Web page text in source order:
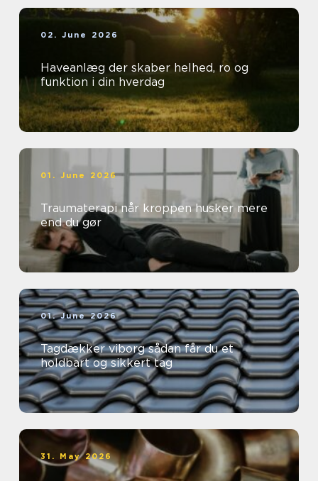
02. June 2026
Haveanlæg der skaber helhed, ro og
funktion i din hverdag
01. June 2026
Traumaterapi når kroppen husker mere
end du gør
01. June 2026
Tagdækker viborg sådan får du et
holdbart og sikkert tag
31. May 2026